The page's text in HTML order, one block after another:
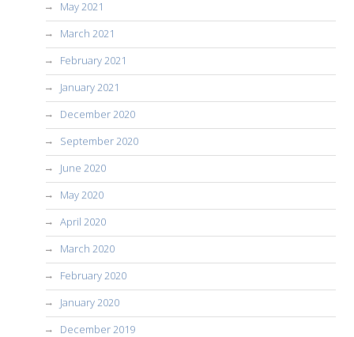
May 2021
March 2021
February 2021
January 2021
December 2020
September 2020
June 2020
May 2020
April 2020
March 2020
February 2020
January 2020
December 2019